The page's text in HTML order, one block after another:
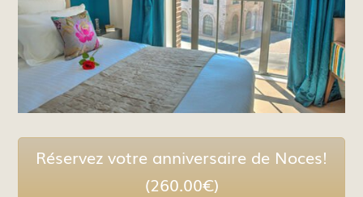
Réservez votre anniversaire de Noces!
(260.00€)